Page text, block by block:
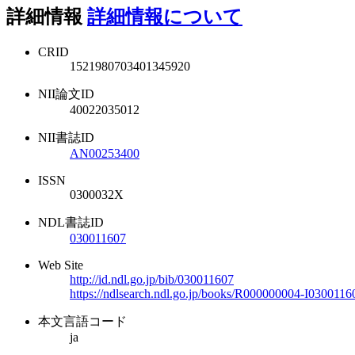
詳細情報 詳細情報について
CRID
1521980703401345920
NII論文ID
40022035012
NII書誌ID
AN00253400
ISSN
0300032X
NDL書誌ID
030011607
Web Site
http://id.ndl.go.jp/bib/030011607
https://ndlsearch.ndl.go.jp/books/R000000004-
本文言語コード
ja